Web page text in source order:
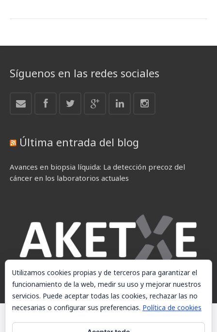
Síguenos en las redes sociales
Última entrada del blog
Avances en biopsia líquida: La detección precoz del
cáncer en los laboratorios actuales
© AKETXE Consulting, S.L. - Este sitio web utiliza cookies, consulte
nuestra Política de cookies.
Utilizamos cookies propias y de terceros para garantizar el
funcionamiento de la web, medir su uso y mejorar nuestros
servicios. Puede aceptar todas las cookies, rechazar las no
necesarias o configurar sus preferencias. Política de cookies